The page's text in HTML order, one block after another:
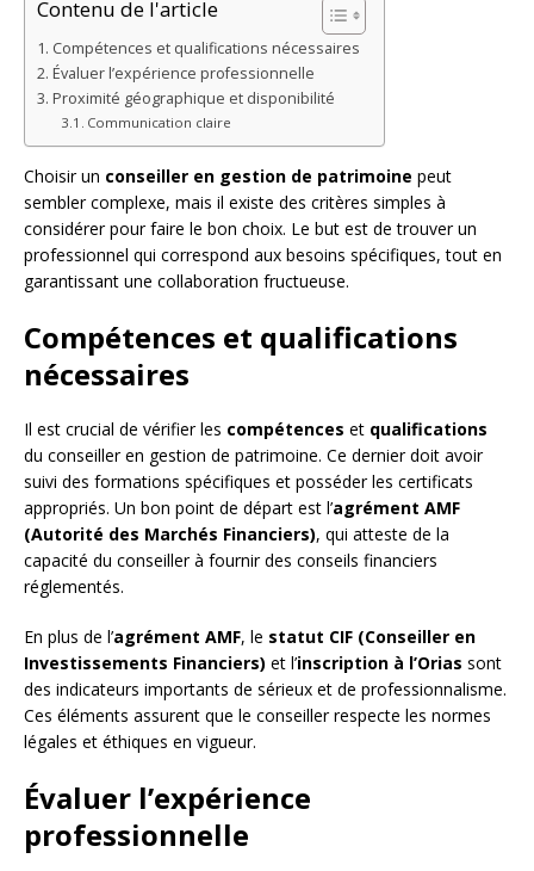
Contenu de l'article
Compétences et qualifications nécessaires
Évaluer l’expérience professionnelle
Proximité géographique et disponibilité
Communication claire
Choisir un conseiller en gestion de patrimoine peut
sembler complexe, mais il existe des critères simples à
considérer pour faire le bon choix. Le but est de trouver un
professionnel qui correspond aux besoins spécifiques, tout en
garantissant une collaboration fructueuse.
Compétences et qualifications
nécessaires
Il est crucial de vérifier les compétences et qualifications
du conseiller en gestion de patrimoine. Ce dernier doit avoir
suivi des formations spécifiques et posséder les certificats
appropriés. Un bon point de départ est l’agrément AMF
(Autorité des Marchés Financiers), qui atteste de la
capacité du conseiller à fournir des conseils financiers
réglementés.
En plus de l’agrément AMF, le statut CIF (Conseiller en
Investissements Financiers) et l’inscription à l’Orias sont
des indicateurs importants de sérieux et de professionnalisme.
Ces éléments assurent que le conseiller respecte les normes
légales et éthiques en vigueur.
Évaluer l’expérience
professionnelle